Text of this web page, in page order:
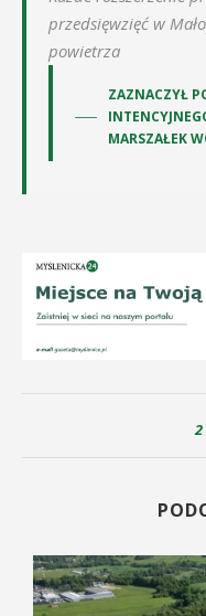
przedsięwzięć w
powietrza
ZAZNACZYŁ
MARSZAŁEK
2